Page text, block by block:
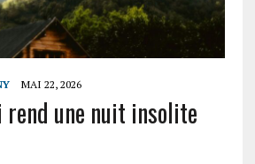
MAI 22, 2026
rend une nuit insolite